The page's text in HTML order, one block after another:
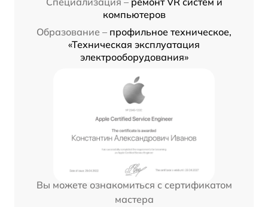
компьютеров
Образование – профильное техническое,
«Техническая эксплуатация
электрооборудования»
Вы можете ознакомиться с сертификатом
мастера